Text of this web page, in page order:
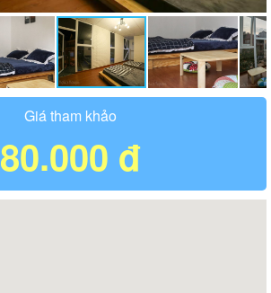
Giá tham khảo
80.000 đ